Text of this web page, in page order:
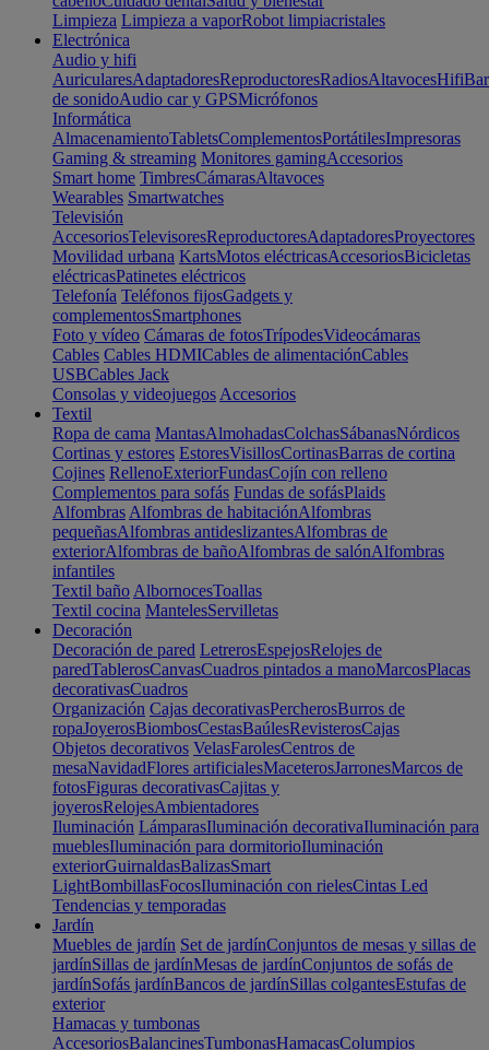
Limpieza Limpieza a vaporRobot limpiacristales
Electrónica
Audio y hifi
AuricularesAdaptadoresReproductoresRadiosAltavocesHifi
de sonidoAudio car y GPSMicrófonos
Informática
AlmacenamientoTabletsComplementosPortátilesImpresoras
Gaming & streaming Monitores gamingAccesorios
Smart home TimbresCámarasAltavoces
Wearables Smartwatches
Televisión
AccesoriosTelevisoresReproductoresAdaptadoresProyectores
Movilidad urbana KartsMotos eléctricasAccesoriosBicicletas
eléctricasPatinetes eléctricos
Telefonía Teléfonos fijosGadgets y
complementosSmartphones
Foto y vídeo Cámaras de fotosTrípodesVideocámaras
Cables Cables HDMICables de alimentaciónCables
USBCables Jack
Consolas y videojuegos Accesorios
Textil
Ropa de cama MantasAlmohadasColchasSábanasNórdicos
Cortinas y estores EstoresVisillosCortinasBarras de cortina
Cojines RellenoExteriorFundasCojín con relleno
Complementos para sofás Fundas de sofásPlaids
Alfombras Alfombras de habitaciónAlfombras
pequeñasAlfombras antideslizantesAlfombras de
exteriorAlfombras de bañoAlfombras de salónAlfombras
infantiles
Textil baño AlbornocesToallas
Textil cocina MantelesServilletas
Decoración
Decoración de pared LetrerosEspejosRelojes de
paredTablerosCanvasCuadros pintados a manoMarcosPlacas
decorativasCuadros
Organización Cajas decorativasPercherosBurros de
ropaJoyerosBiombosCestasBaúlesRevisterosCajas
Objetos decorativos VelasFarolesCentros de
mesaNavidadFlores artificialesMaceterosJarronesMarcos de
fotosFiguras decorativasCajitas y
joyerosRelojesAmbientadores
Iluminación LámparasIluminación decorativaIluminación para
mueblesIluminación para dormitorioIluminación
exteriorGuirnaldasBalizasSmart
LightBombillasFocosIluminación con rielesCintas Led
Tendencias y temporadas
Jardín
Muebles de jardín Set de jardínConjuntos de mesas y sillas de
jardínSillas de jardínMesas de jardínConjuntos de sofás de
jardínSofás jardínBancos de jardínSillas colgantesEstufas de
exterior
Hamacas y tumbonas
AccesoriosBalancinesTumbonasHamacasColumpios